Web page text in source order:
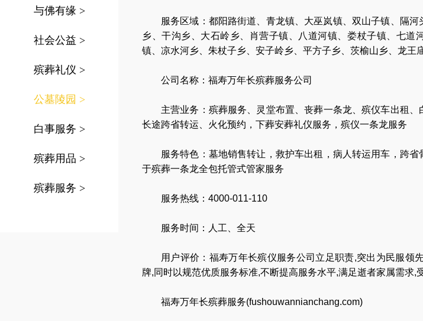
与佛有缘 >
社会公益 >
殡葬礼仪 >
公墓陵园 >
白事服务 >
殡葬用品 >
殡葬服务 >
服务区域： 都阳路街道、青龙镇、大巫岚镇、双山子镇、隔
乡、干沟乡、大石岭乡、肖营子镇、八道河镇、娄杖子镇、七道
镇、凉水河乡、朱杖子乡、安子岭乡、平方子乡、茨榆山乡、龙王
公司名称： 福寿万年长殡葬服务公司
主营业务： 殡葬服务 灵堂布置 、丧葬一条龙 、殡仪车出租
长途跨省转运
火化预约 ， 下葬安葬礼仪服务 ， 殡仪一条龙服务
服务特色： 墓地销售转让 ， 救护车出租 ， 病人转运用车 ， 跨省
于殡葬一条龙全包托管式管家服务
服务热线：4000-011-110
服务时间：人工、全天
用户评价：福寿万年长殡仪服务公司立足职责,突出为民服领
牌,同时以规范优质服务标准,不断提高服务水平,满足逝者家属需求,
福寿万年长殡葬服务(fushouwannianchang.com)